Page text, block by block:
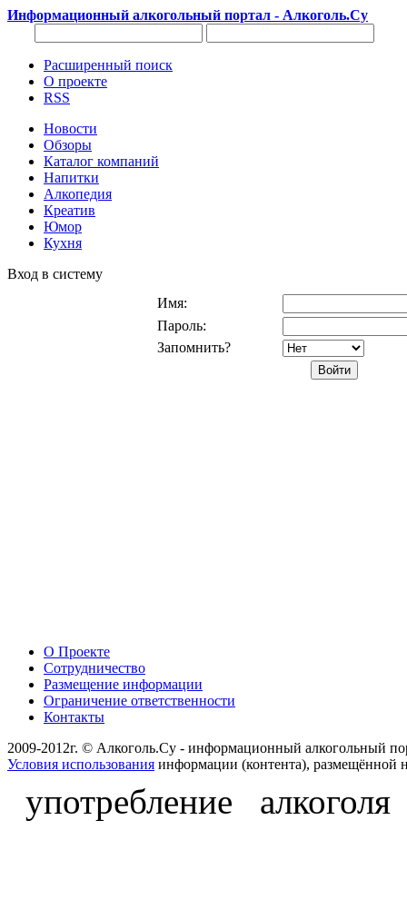
Информационный алкогольный портал - Алкоголь.Су
Расширенный поиск
О проекте
RSS
Новости
Обзоры
Каталог компаний
Напитки
Алкопедия
Креатив
Юмор
Кухня
Вход в систему
Имя:
Пароль:
Запомнить?
О Проекте
Сотрудничество
Размещение информации
Ограничение ответственности
Контакты
2009-2012г. © Алкоголь.Су - информационный алкогольный
Условия использования информации (контента), размещённой
употребление